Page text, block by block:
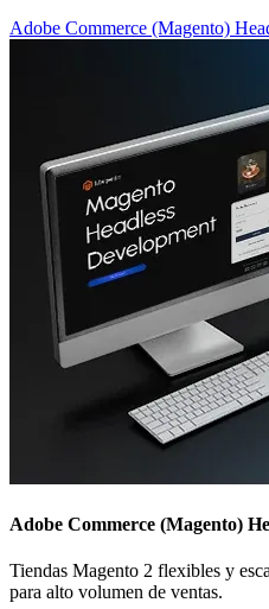
Adobe Commerce (Magento)
Adobe Commerce (Magento)
Tiendas Magento 2 flexibles y
para alto volumen de ventas.